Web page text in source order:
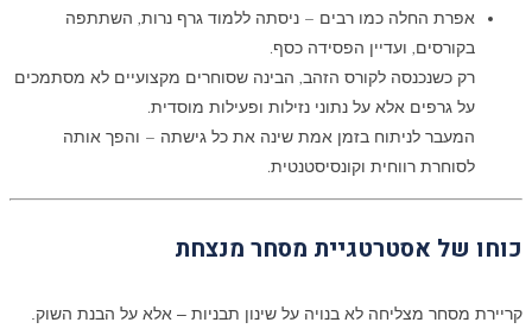
אפרת החלה כמו רבים – ניסתה ללמוד גרף נרות, השתתפה
בקורסים, ועדיין הפסידה כסף.
רק כשנכנסה לקורס הזהב, הבינה שסוחרים מקצועיים לא מסתמכים
על גרפים אלא על נתוני נזילות ופעילות מוסדית.
המעבר לניתוח בזמן אמת שינה את כל גישתה – והפך אותה
לסוחרת רווחית וקונסיסטנטית.
כוחו של אסטרטגיית מסחר מנצחת
קריירת מסחר מצליחה לא בנויה על שינון תבניות – אלא על הבנת השוק.